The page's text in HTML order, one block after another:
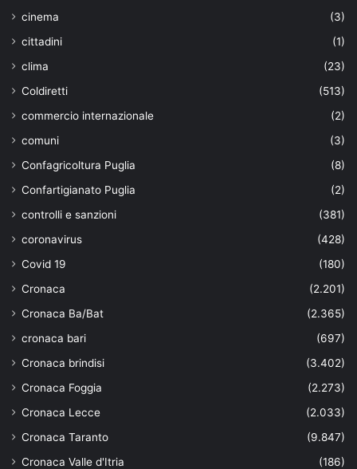
cinema
(3)
cittadini
(1)
clima
(23)
Coldiretti
(513)
commercio internazionale
(2)
comuni
(3)
Confagricoltura Puglia
(8)
Confartigianato Puglia
(2)
controlli e sanzioni
(381)
coronavirus
(428)
Covid 19
(180)
Cronaca
(2.201)
Cronaca Ba/Bat
(2.365)
cronaca bari
(697)
Cronaca brindisi
(3.402)
Cronaca Foggia
(2.273)
Cronaca Lecce
(2.033)
Cronaca Taranto
(9.847)
Cronaca Valle d'Itria
(186)